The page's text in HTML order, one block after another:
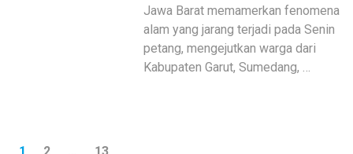
Jawa Barat memamerkan fenomena
alam yang jarang terjadi pada Senin
petang, mengejutkan warga dari
Kabupaten Garut, Sumedang, …
Paginasi
HALAMAN
1 HALAMAN
2 … HALAMAN
13